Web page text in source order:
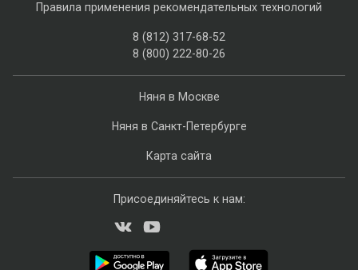
Няня в Москве
Няня в Санкт-Петербурге
Карта сайта
Правила применения рекомендательных технологий
8 (812) 317-68-52
8 (800) 222-80-26
Присоединяйтесь к нам: